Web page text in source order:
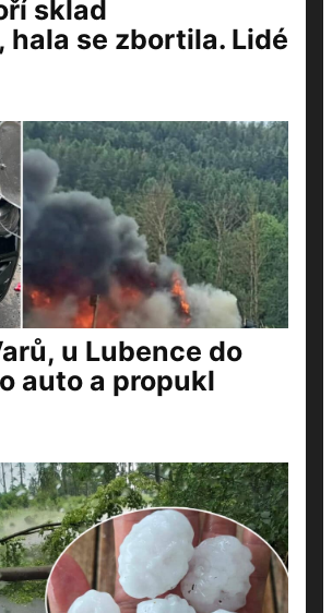
sklad
se zbortila. Lidé
u Lubence do
auto a propukl